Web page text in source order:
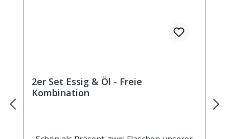
2er Set Essig & Öl - Freie
Kombination